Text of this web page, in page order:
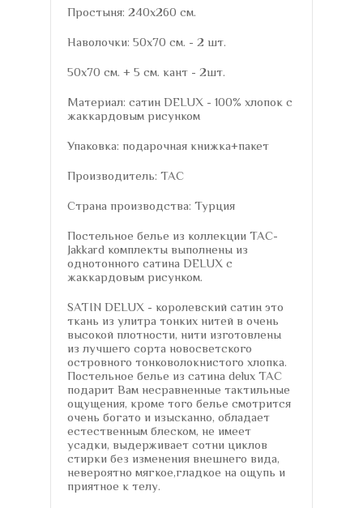
Простыня: 240х260 см.
Наволочки: 50х70 см. - 2 шт.
50х70 см. + 5 см. кант - 2шт.
Материал: сатин DELUX - 100% хлопок с
жаккардовым рисунком
Упаковка: подарочная книжка+пакет
Производитель: TAC
Страна производства: Турция
Постельное белье из коллекции TAC-
Jakkard комплекты выполнены из
однотонного сатина DELUX с
жаккардовым рисунком.
SATIN DELUX - королевский сатин это
ткань из улитра тонких нитей в очень
высокой плотности, нити изготовлены
из лучшего сорта новосветского
островного тонковолокнистого хлопка.
Постельное белье из сатина delux TAC
подарит Вам несравненные тактильные
ощущения, кроме того белье смотрится
очень богато и изысканно, обладает
естественным блеском, не имеет
усадки, выдерживает сотни циклов
стирки без изменения внешнего вида,
невероятно мягкое,гладкое на ощупь и
приятное к телу.